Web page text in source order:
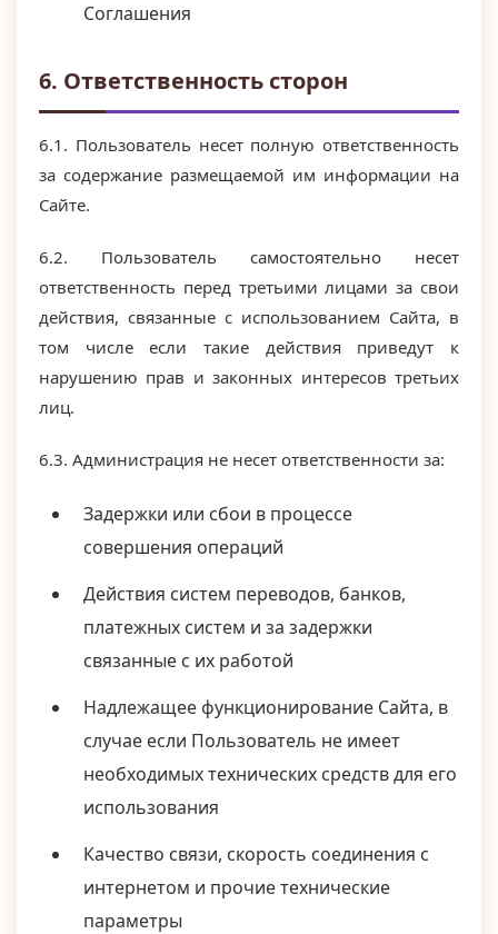
Соглашения
6. Ответственность сторон
6.1. Пользователь несет полную ответственность
за содержание размещаемой им информации на
Сайте.
6.2. Пользователь самостоятельно несет
ответственность перед третьими лицами за свои
действия, связанные с использованием Сайта, в
том числе если такие действия приведут к
нарушению прав и законных интересов третьих
лиц.
6.3. Администрация не несет ответственности за:
Задержки или сбои в процессе
совершения операций
Действия систем переводов, банков,
платежных систем и за задержки
связанные с их работой
Надлежащее функционирование Сайта, в
случае если Пользователь не имеет
необходимых технических средств для его
использования
Качество связи, скорость соединения с
интернетом и прочие технические
параметры